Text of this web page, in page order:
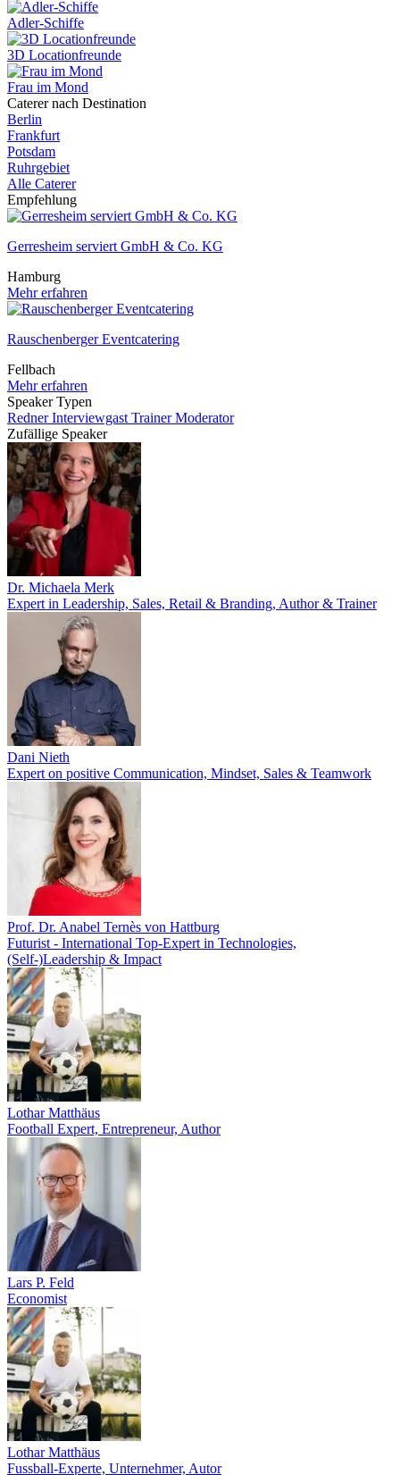
Adler-Schiffe
3D Locationfreunde
Frau im Mond
Caterer nach Destination
Berlin
Frankfurt
Potsdam
Ruhrgebiet
Alle Caterer
Empfehlung
Gerresheim serviert GmbH & Co. KG
Hamburg
Mehr erfahren
Rauschenberger Eventcatering
Fellbach
Mehr erfahren
Speaker Typen
RednerInterviewgast TrainerModerator
Zufällige Speaker
Dr. Michaela Merk
Expert in Leadership, Sales, Retail & Branding, Author & Trainer
Dani Nieth
Expert on positive Communication, Mindset, Sales & Teamwork
Prof. Dr. Anabel Ternès von Hattburg
Futurist - International Top-Expert in Technologies,
(Self-)Leadership & Impact
Lothar Matthäus
Football Expert, Entrepreneur, Author
Lars P. Feld
Economist
Lothar Matthäus
Fussball-Experte, Unternehmer, Autor